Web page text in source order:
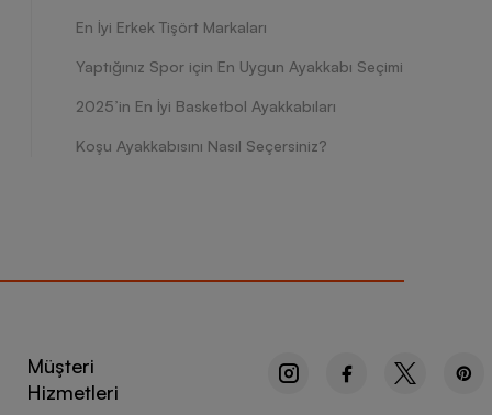
En İyi Erkek Tişört Markaları
Yaptığınız Spor için En Uygun Ayakkabı Seçimi
2025’in En İyi Basketbol Ayakkabıları
Koşu Ayakkabısını Nasıl Seçersiniz?
Müşteri
Hizmetleri